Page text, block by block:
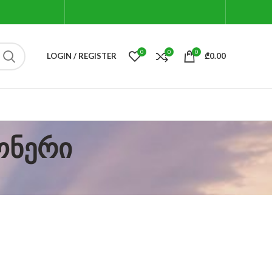
LOGIN / REGISTER 0 0 0 ₾0.00